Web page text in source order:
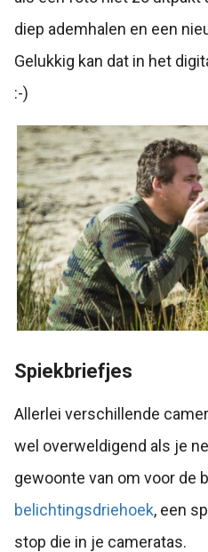
diep ademhalen en een
Gelukkig kan dat in het
:-)
Spiekbriefjes
Allerlei verschillende
wel overweldigend als je
gewoonte van om voor de
belichtingsdriehoek, een
stop die in je cameratas.